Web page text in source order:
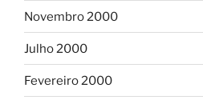
Novembro 2000
Julho 2000
Fevereiro 2000